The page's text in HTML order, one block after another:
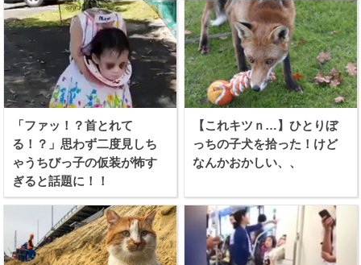
「ファッ！？首とれて
る！？」思わず二度見しち
ゃうちびっ子の仮装が怖す
ぎると話題に！！
【これキツｎ…】ひとりぼ
っちの子犬を拾った！けど
なんかおかしい、、